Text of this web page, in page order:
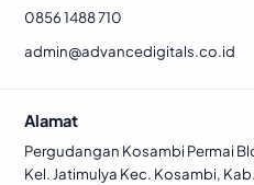
0856 1488 710
admin@advancedigitals.co.id
Alamat
Pergudangan Kosambi Permai
Kel. Jatimulya Kec. Kosambi,